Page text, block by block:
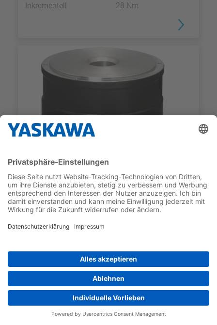
Inkrementell 28 Nm
SGM7D-09JFC51
GEBER-TYP
Inkrementell
NENNDREHMOMENT
9 Nm